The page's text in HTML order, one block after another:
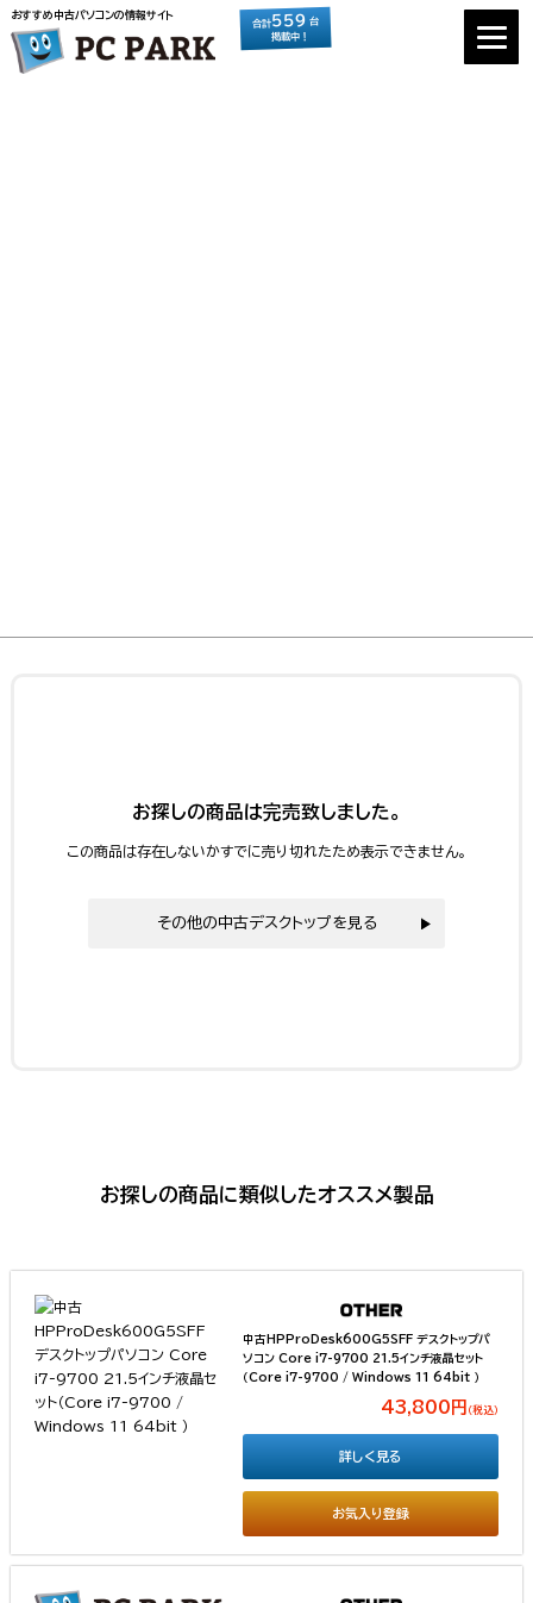
おすすめ中古パソコンの情報サイト
合計559 台
掲載中！
お探しの商品は完売致しました。
この商品は存在しないかすでに売り切れたため表示できません。
その他の中古デスクトップを見る
お探しの商品に類似したオススメ製品
中古HPProDesk600G5SFF デスクトップパ
ソコン Core i7-9700 21.5インチ液晶セット
（Core i7-9700 / Windows 11 64bit ）
43,800円 （税込）
お気入り登録
詳しく見る